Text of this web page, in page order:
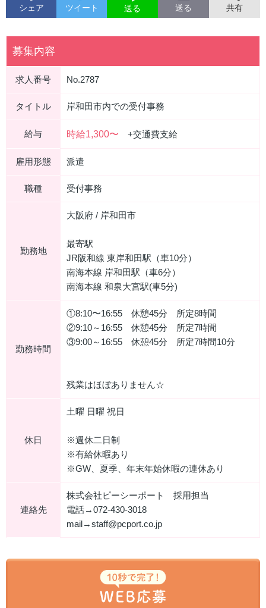
シェア ツイート 送る 送る 共有
募集内容
求人番号 No.2787
タイトル 岸和田市内での受付事務
給与 時給1,300〜 +交通費支給
雇用形態 派遣
職種 受付事務
勤務地
大阪府 / 岸和田市
最寄駅
JR阪和線 東岸和田駅（車10分）
南海本線 岸和田駅（車6分）
南海本線 和泉大宮駅(車5分)
勤務時間
①8:10〜16:55 休憩45分 所定8時間
②9:10～16:55 休憩45分 所定7時間
③9:00～16:55 休憩45分 所定7時間10分
残業はほぼありません☆
休日
土曜 日曜 祝日
※週休二日制
※有給休暇あり
※GW、夏季、年末年始休暇の連休あり
連絡先
株式会社ピーシーポート 採用担当
電話→072-430-3018
mail→staff@pcport.co.jp